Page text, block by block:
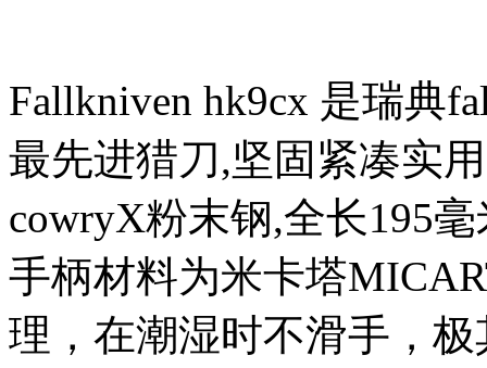
Fallkniven hk9cx 是瑞典
最先进猎刀,坚固紧凑实
cowryX粉末钢,全长195
手柄材料为米卡塔
理，在潮湿时不滑手，